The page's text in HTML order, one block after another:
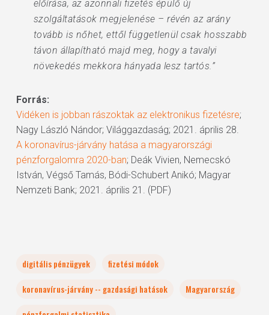
előírása, az azonnali fizetés épülő új
szolgáltatások megjelenése – révén az arány
tovább is nőhet, ettől függetlenül csak hosszabb
távon állapítható majd meg, hogy a tavalyi
növekedés mekkora hányada lesz tartós.”
Forrás:
Vidéken is jobban rászoktak az elektronikus fizetésre;
Nagy László Nándor; Világgazdaság; 2021. április 28.
A koronavírus-járvány hatása a magyarországi
pénzforgalomra 2020-ban; Deák Vivien, Nemecskó
István, Végső Tamás, Bódi-Schubert Anikó; Magyar
Nemzeti Bank; 2021. április 21. (PDF)
digitális pénzügyek
fizetési módok
koronavírus-járvány -- gazdasági hatások
Magyarország